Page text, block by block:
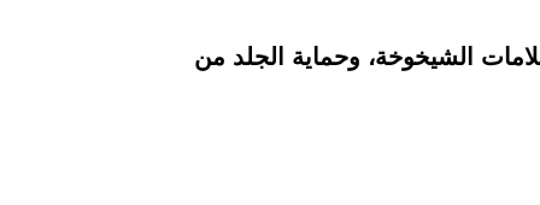
الشيخوخة، وحماية الجلد من